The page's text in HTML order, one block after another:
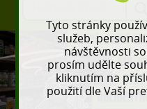
Tyto stránky
služeb,
návštěvnosti
prosím udělte
kliknutím na
použití dle Vaší